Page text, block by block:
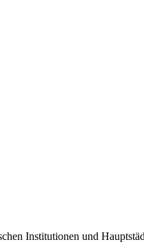
Institutionen und